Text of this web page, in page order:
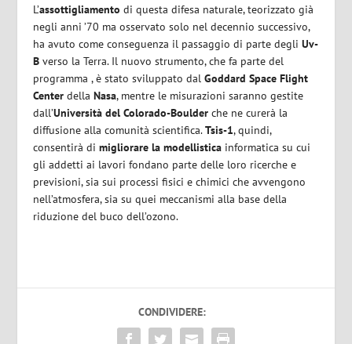
L’assottigliamento di questa difesa naturale, teorizzato già
negli anni ’70 ma osservato solo nel decennio successivo,
ha avuto come conseguenza il passaggio di parte degliUv-
B verso la Terra. Il nuovo strumento, che fa parte del
programma , è stato sviluppato dalGoddard Space Flight
Center dellaNasa, mentre le misurazioni saranno gestite
dall’Università del Colorado-Boulder che ne curerà la
diffusione alla comunità scientifica.Tsis-1, quindi,
consentirà dimigliorare la modellistica informatica su cui
gli addetti ai lavori fondano parte delle loro ricerche e
previsioni, sia sui processi fisici e chimici che avvengono
nell’atmosfera, sia su quei meccanismi alla base della
riduzione del buco dell’ozono.
CONDIVIDERE: